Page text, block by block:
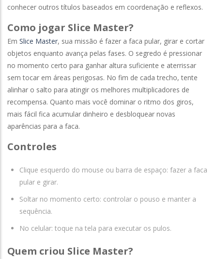
conhecer outros títulos baseados em coordenação e reflexos.
Como jogar Slice Master?
Em Slice Master, sua missão é fazer a faca pular, girar e cortar
objetos enquanto avança pelas fases. O segredo é pressionar
no momento certo para ganhar altura suficiente e aterrissar
sem tocar em áreas perigosas. No fim de cada trecho, tente
alinhar o salto para atingir os melhores multiplicadores de
recompensa. Quanto mais você dominar o ritmo dos giros,
mais fácil fica acumular dinheiro e desbloquear novas
aparências para a faca.
Controles
Clique esquerdo do mouse ou barra de espaço: fazer a faca
pular e girar.
Soltar no momento certo: controlar o pouso e manter a
sequência.
No celular: toque na tela para executar os pulos.
Quem criou Slice Master?